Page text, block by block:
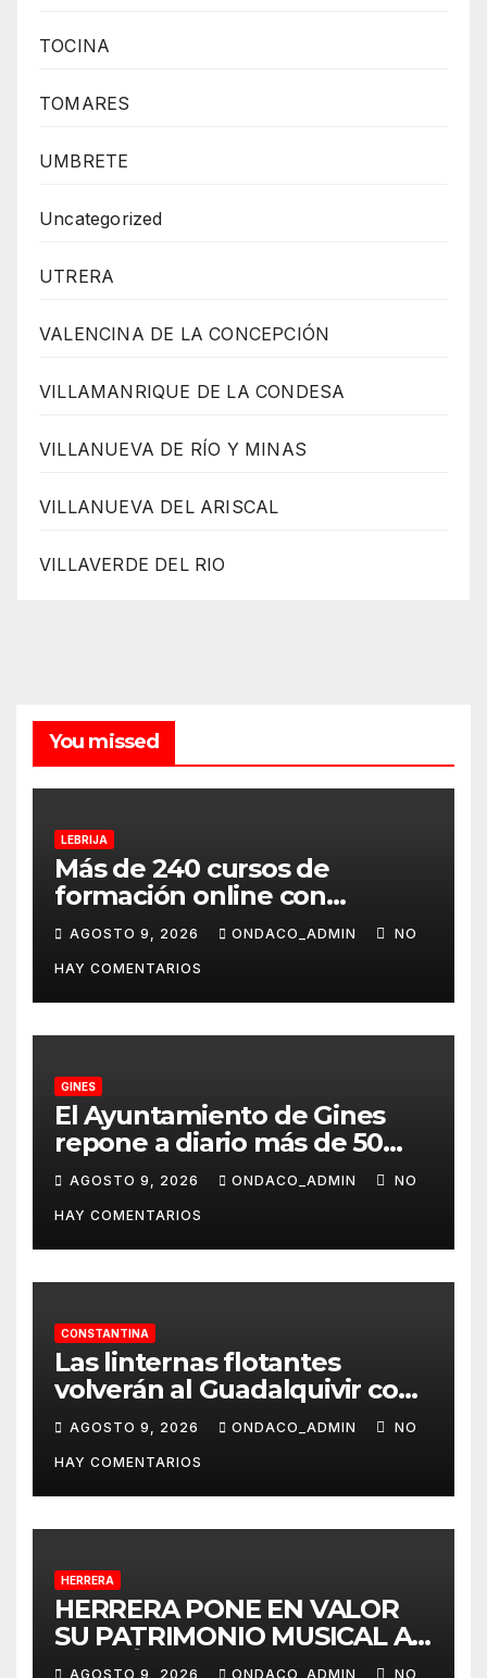
TOCINA
TOMARES
UMBRETE
Uncategorized
UTRERA
VALENCINA DE LA CONCEPCIÓN
VILLAMANRIQUE DE LA CONDESA
VILLANUEVA DE RÍO Y MINAS
VILLANUEVA DEL ARISCAL
VILLAVERDE DEL RIO
You missed
LEBRIJA
Más de 240 cursos de
formación online con
certificación oficial,
disponibles desde
septiembre a través del
programa Aula Mentor en
Lebrija
AGOSTO 9, 2026 ONDACO_ADMIN NO
HAY COMENTARIOS
GINES
El Ayuntamiento de Gines
repone a diario más de 50
dispensadores de bolsas para
la recogida de desechos de
mascotas
AGOSTO 9, 2026 ONDACO_ADMIN NO
HAY COMENTARIOS
CONSTANTINA
Las linternas flotantes
volverán al Guadalquivir con
la Ceremonia Tōrō Nagashi
de Coria del Río
AGOSTO 9, 2026 ONDACO_ADMIN NO
HAY COMENTARIOS
HERRERA
HERRERA PONE EN VALOR
SU PATRIMONIO MUSICAL A
TRAVÉS DEL PROYECTO
AGOSTO 9, 2026 ONDACO_ADMIN NO